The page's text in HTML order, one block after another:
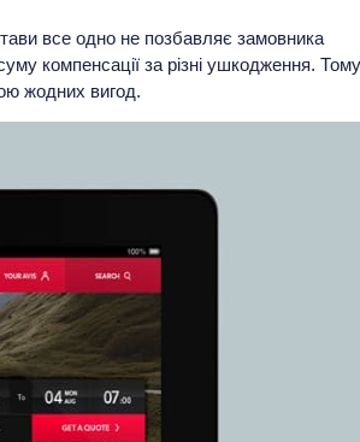
все одно не позбавляє замовника
компенсації за різні ушкодження. Тому
жодних вигод.